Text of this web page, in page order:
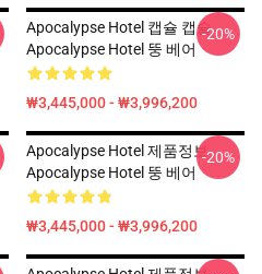
Apocalypse Hotel 캡슐 캡슐
Apocalypse Hotel 뚱 베어
₩3,445,000 - ₩3,996,200
-20%
Apocalypse Hotel 제품정보
Apocalypse Hotel 뚱 베어
₩3,445,000 - ₩3,996,200
-20%